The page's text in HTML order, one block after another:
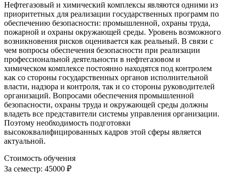
Нефтегазовый и химический комплексы являются одними из
приоритетных для реализации государственных программ по
обеспечению безопасности: промышленной, охраны труда,
пожарной и охраны окружающей среды. Уровень возможного
возникновения рисков оценивается как реальный. В связи с
чем вопросы обеспечения безопасности при реализации
профессиональной деятельности в нефтегазовом и
химическом комплексе постоянно находятся под контролем
как со стороны государственных органов исполнительной
власти, надзора и контроля, так и со стороны руководителей
организаций. Вопросами обеспечения промышленной
безопасности, охраны труда и окружающей среды должны
владеть все представители системы управления организации.
Поэтому необходимость подготовки
высококвалифицированных кадров этой сферы является
актуальной.
Стоимость обучения
За семестр: 45000 ₽